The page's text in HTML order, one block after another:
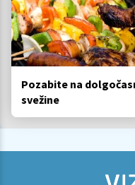
Pozabite na
svežine